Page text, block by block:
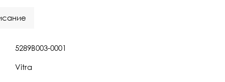
5289B003-0001
Vitra